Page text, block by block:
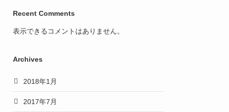
Recent Comments
表示できるコメントはありません。
Archives
2018年1月
2017年7月